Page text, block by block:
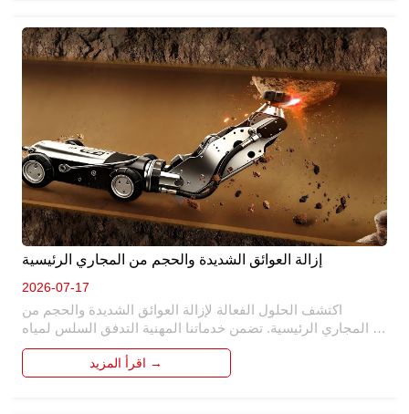
إزالة العوائق الشديدة والحجم من المجاري الرئيسية
2026-07-17
اكتشف الحلول الفعالة لإزالة العوائق الشديدة والحجم من
المجاري الرئيسية. تضمن خدماتنا المهنية التدفق السلس لمياه
الصرف الصحي ، ومنع النسخ الاحتياطية والأضرار المكلفة. من
خلال التقنيات والأدوات المتقدمة ، نتعامل مع العوائق الصعبة
وتراكم المقاييس ، واستعادة وظائف الصرف الصحي. ثق بنا
اقرأ المزيد →